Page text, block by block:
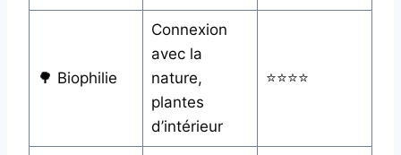
🌳 Biophilie
Connexion
avec la
nature,
plantes
d’intérieur
⭐⭐⭐⭐